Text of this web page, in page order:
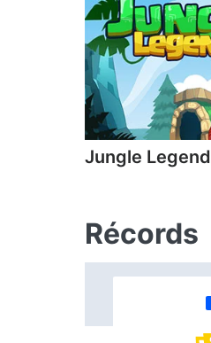
Jungle Legend
Récords